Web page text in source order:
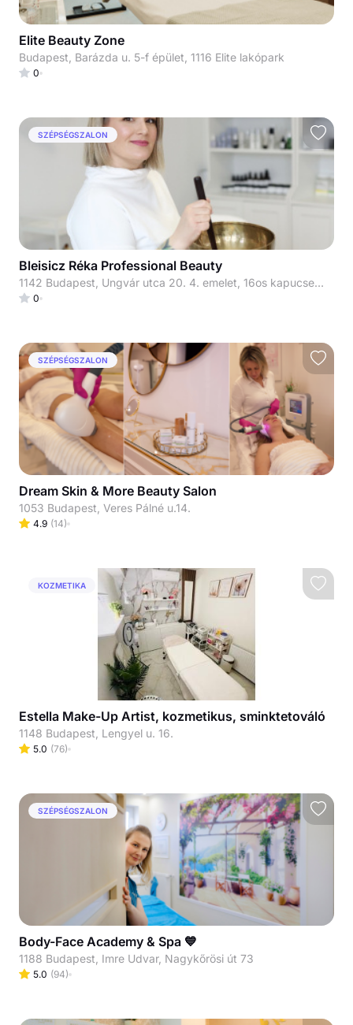
Elite Beauty Zone
Budapest, Barázda u. 5-f épület, 1116 Elite lakópark
0
SZÉPSÉGSZALON
Bleisicz Réka Professional Beauty
1142 Budapest, Ungvár utca 20. 4. emelet, 16os kapucsengő
0
SZÉPSÉGSZALON
Dream Skin & More Beauty Salon
1053 Budapest, Veres Pálné u.14.
4.9 (14)
KOZMETIKA
Estella Make-Up Artist, kozmetikus, sminktetováló
1148 Budapest, Lengyel u. 16.
5.0 (76)
SZÉPSÉGSZALON
Body-Face Academy & Spa 💙
1188 Budapest, Imre Udvar, Nagykőrösi út 73
5.0 (94)